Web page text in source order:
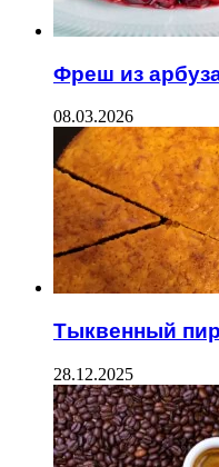
Фреш из
08.03.2026
Тыквенный
28.12.2025